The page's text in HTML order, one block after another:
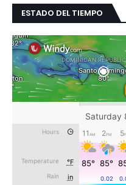
ESTADO DEL TIEMPO